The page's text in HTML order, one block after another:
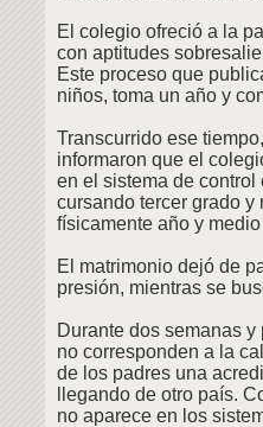
El colegio ofreció a la
con aptitudes
Este proceso que
niños, toma un año y
Transcurrido ese
informaron que el
en el sistema de
cursando tercer grado
físicamente año y
El matrimonio dejó de
presión, mientras se
Durante dos semanas
no corresponden a la
de los padres una
llegando de otro país.
no aparece en los